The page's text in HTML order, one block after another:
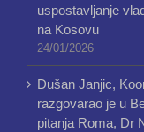
uspostavljanje
na Kosovu
24/01/2026
Dušan Janjic,
razgovarao je u
pitanja Roma, Dr